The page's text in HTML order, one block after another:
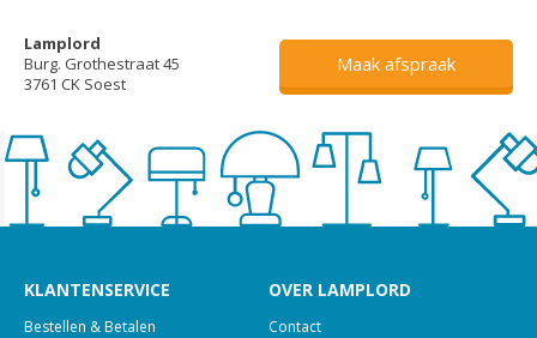
Lamplord
Burg. Grothestraat 45
3761 CK Soest
Maak afspraak
KLANTENSERVICE
Bestellen & Betalen
OVER LAMPLORD
Contact